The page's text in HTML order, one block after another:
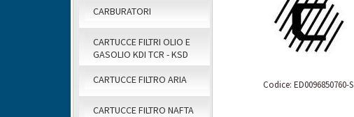
CARBURATORI
CARTUCCE FILTRI OLIO E
GASOLIO KDI TCR - KSD
CARTUCCE FILTRO ARIA
CARTUCCE FILTRO NAFTA
Codice: ED0096850760-S